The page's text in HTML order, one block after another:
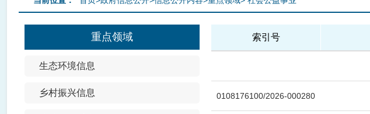
重点领域
生态环境信息
乡村振兴信息
索引号
0108176100/2026-000280